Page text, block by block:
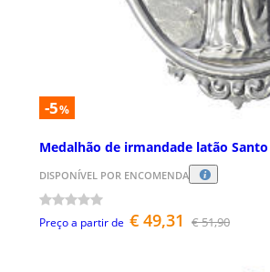
-5%
Medalhão de irmandade latão
DISPONÍVEL POR ENCOMENDA
Preço a partir de € 49,31 € 51,90